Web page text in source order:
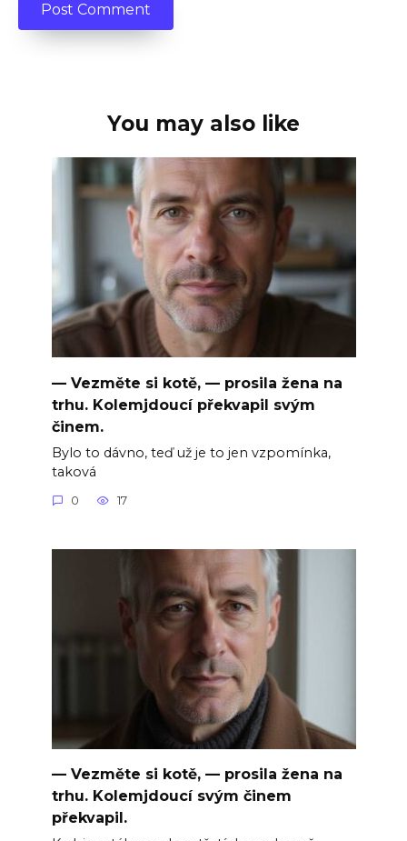
You may also like
— Vezměte si kotě, — prosila žena na
trhu. Kolemjdoucí překvapil svým
činem.
Bylo to dávno, teď už je to jen vzpomínka,
taková
0 17
— Vezměte si kotě, — prosila žena na
trhu. Kolemjdoucí svým činem
překvapil.